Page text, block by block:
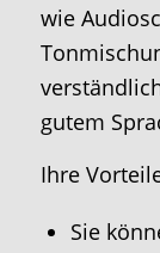
wie
gutem
Ihre
Sie